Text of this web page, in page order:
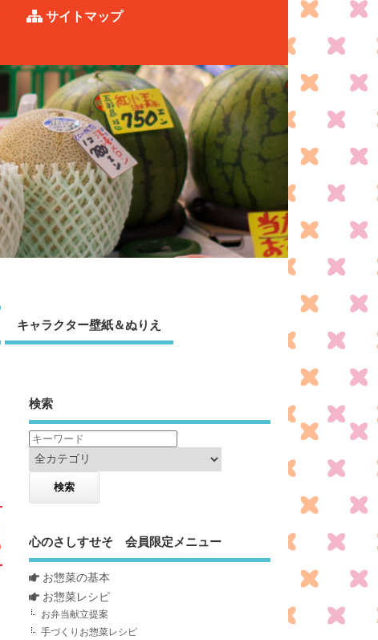
サイトマップ
キャラクター壁紙＆ぬりえ
検索
心のさしすせそ 会員限定メニュー
お惣菜の基本
お惣菜レシピ
お弁当献立提案
手づくりお惣菜レシピ